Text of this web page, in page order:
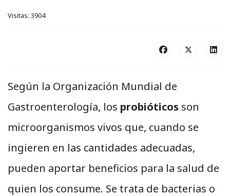
Visitas: 3904
Según la Organización Mundial de
Gastroenterología, los probióticos son
microorganismos vivos que, cuando se
ingieren en las cantidades adecuadas,
pueden aportar beneficios para la salud de
quien los consume. Se trata de bacterias o